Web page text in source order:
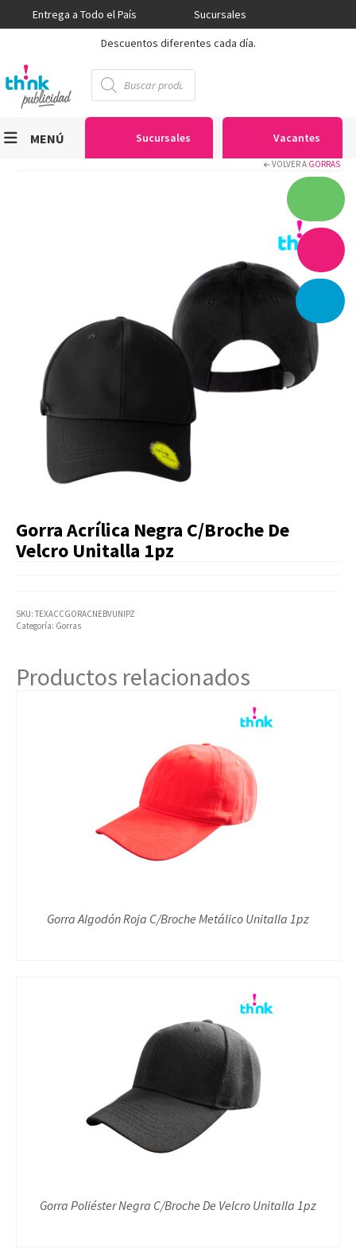
Entrega a Todo el País
Sucursales
Descuentos diferentes cada día.
Búsqueda
de
productos
Sucursales Vacantes
MENÚ
Gran Formato
Textiles
Equipos
Seguridad
Artículos Varios
Catálogos
Facturación
Listas de Precios
VOLVER A GORRAS
Gorra Acrílica Negra C/Broche De
Velcro Unitalla 1pz
SKU: TEXACCGORACNEBVUNIPZ
Categoría: Gorras
Productos relacionados
Gorra Algodón Roja C/Broche Metálico Unitalla 1pz
Gorra Poliéster Negra C/Broche De Velcro Unitalla 1pz